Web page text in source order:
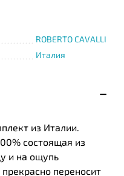
ROBERTO CAVALLI
Италия
из Италии.
состоящая из
и на ощупь
переносит